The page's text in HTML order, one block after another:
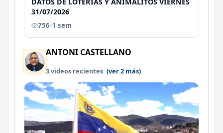
31/07/2026
756•1 sem
ANTONI CASTELLANO
3 videos recientes (ver 2 más)